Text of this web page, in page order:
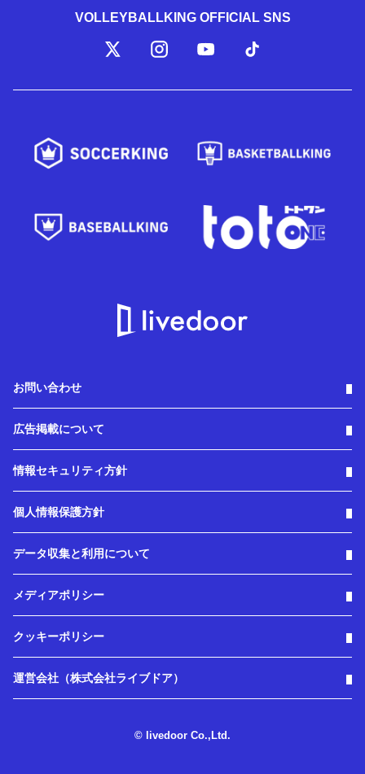
VOLLEYBALLKING OFFICIAL SNS
お問い合わせ
広告掲載について
情報セキュリティ方針
個人情報保護方針
データ収集と利用について
メディアポリシー
クッキーポリシー
運営会社（株式会社ライブドア）
© livedoor Co.,Ltd.